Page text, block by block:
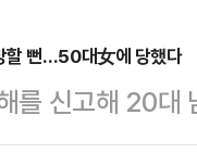
할 뻔…50대女에 당했다
를 신고해 20
고받았다.12일